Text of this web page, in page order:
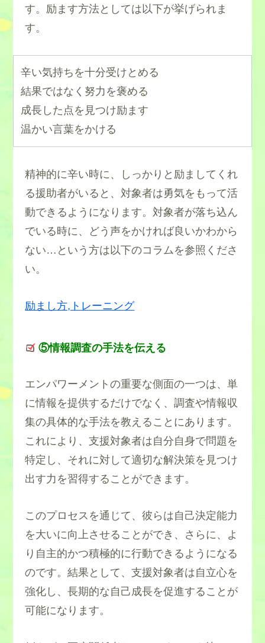
す。励ます方法としては以下が挙げられま
す。
辛い気持ちを十分受けとめる
結果ではなく努力を褒める
成長した点を見つけ励ます
温かい言葉をかける
精神的に辛い時に、しっかりと励ましてくれ
る援助者がいると、対象者は勇気をもって活
動できるようになります。対象者が落ち込ん
でいる時に、どう声をかければ良いかわから
ない…という方は以下のコラムを参照くださ
い。
励まし方,トレーニング
⑤情報調査の手法を伝える
エンパワーメントの重要な側面の一つは、単
に情報を提供するだけでなく、調査や情報収
集の具体的な手法を教えることにあります。
これにより、支援対象者は自分自身で問題を
特定し、それに対して適切な解決策を見つけ
出す力を習得することができます。
このプロセスを通じて、彼らは自己決定能力
を大いに向上させることができ、さらに、よ
り自主的かつ積極的に行動できるようになる
のです。結果として、支援対象者は自立心を
強化し、長期的な自己成長を促進することが
可能になります。